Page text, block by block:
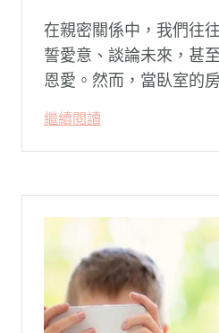
在親密關係中，我們往
誓愛意、談論未來，甚
恩愛。然而，當臥室的
而成了最難開口的禁忌。
繼續閱讀